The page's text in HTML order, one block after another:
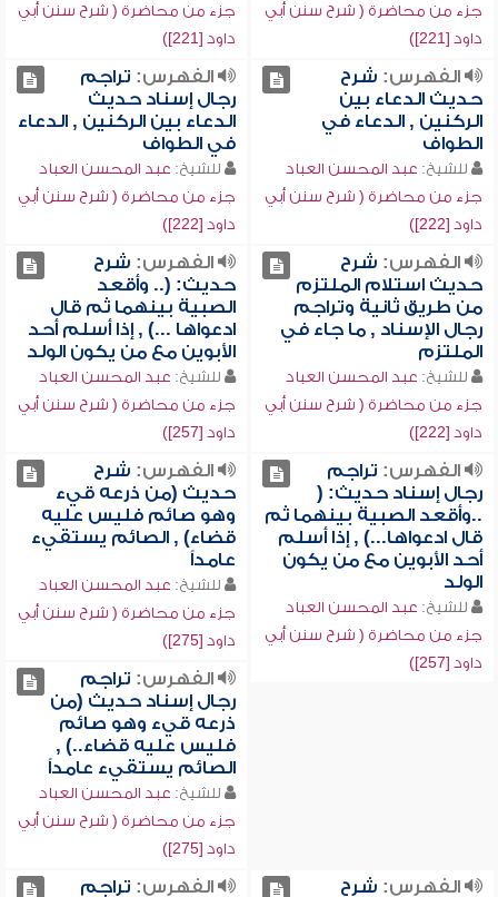
جزء من محاضرة ( شرح سنن أبي
داود [221])
جزء من محاضرة ( شرح سنن أبي
داود [221])
الفهرس: شرح
حديث الدعاء بين
الركنين , الدعاء في
الطواف
للشيخ: عبد المحسن العباد
جزء من محاضرة ( شرح سنن أبي
داود [222])
الفهرس: تراجم
رجال إسناد حديث
الدعاء بين الركنين , الدعاء
في الطواف
للشيخ: عبد المحسن العباد
جزء من محاضرة ( شرح سنن أبي
داود [222])
الفهرس: شرح
حديث استلام الملتزم
من طريق ثانية وتراجم
رجال الإسناد , ما جاء في
الملتزم
للشيخ: عبد المحسن العباد
جزء من محاضرة ( شرح سنن أبي
داود [222])
الفهرس: شرح
حديث: (.. وأقعد
الصبية بينهما ثم قال
ادعواها ...) , إذا أسلم أحد
الأبوين مع من يكون الولد
للشيخ: عبد المحسن العباد
جزء من محاضرة ( شرح سنن أبي
داود [257])
الفهرس: تراجم
رجال إسناد حديث: (
..وأقعد الصبية بينهما ثم
قال ادعواها...) , إذا أسلم
أحد الأبوين مع من يكون
الولد
للشيخ: عبد المحسن العباد
جزء من محاضرة ( شرح سنن أبي
داود [257])
الفهرس: شرح
حديث (من ذرعه قيء
وهو صائم فليس عليه
قضاء) , الصائم يستقيء
عامداً
للشيخ: عبد المحسن العباد
جزء من محاضرة ( شرح سنن أبي
داود [275])
الفهرس: تراجم
رجال إسناد حديث (من
ذرعه قيء وهو صائم
فليس عليه قضاء..) ,
الصائم يستقيء عامداً
للشيخ: عبد المحسن العباد
جزء من محاضرة ( شرح سنن أبي
داود [275])
الفهرس: شرح الفهرس: تراجم